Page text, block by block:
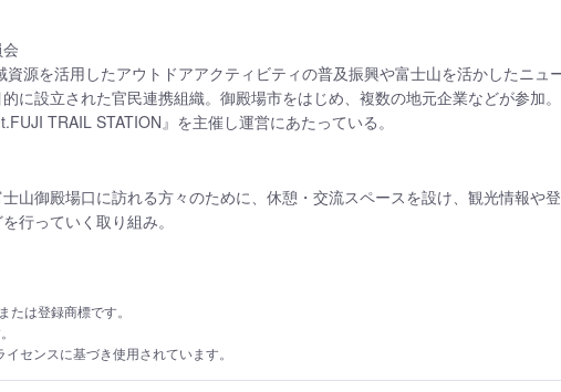
源を活用したアウトドアアクティビティの普及振興や富士山を活かしたニュ
に設立された官民連携組織。御殿場市をはじめ、複数の地元企業などが参加
TRAIL STATION』を主催し運営にあたっている。
山御殿場口に訪れる方々のために、休憩・交流スペースを設け、観光情報や
行っていく取り組み。
は登録商標です。
センスに基づき使用されています。